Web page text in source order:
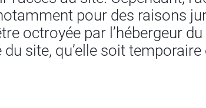
pour des raisons
octroyée par l’hébergeur du
site, qu’elle soit